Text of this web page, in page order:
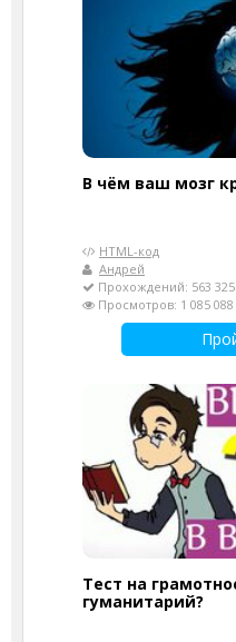
В чём ваш мозг
HTML-код
Андрей
Прохождений: 563 325
Просмотров: 1 085 088
Тест на
гуманитарий?